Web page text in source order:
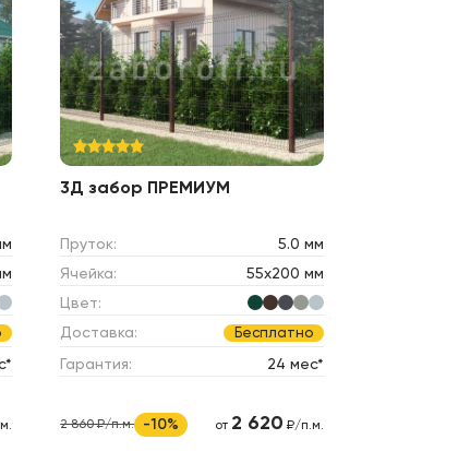
3Д забор ПРЕМИУМ
Пруток:
5.0 мм
Ячейка:
55х200 мм
Цвет:
Доставка:
Бесплатно
Гарантия: 24 мес*
2 860 ₽/п.м. -10% от 2 620 ₽/п.м.